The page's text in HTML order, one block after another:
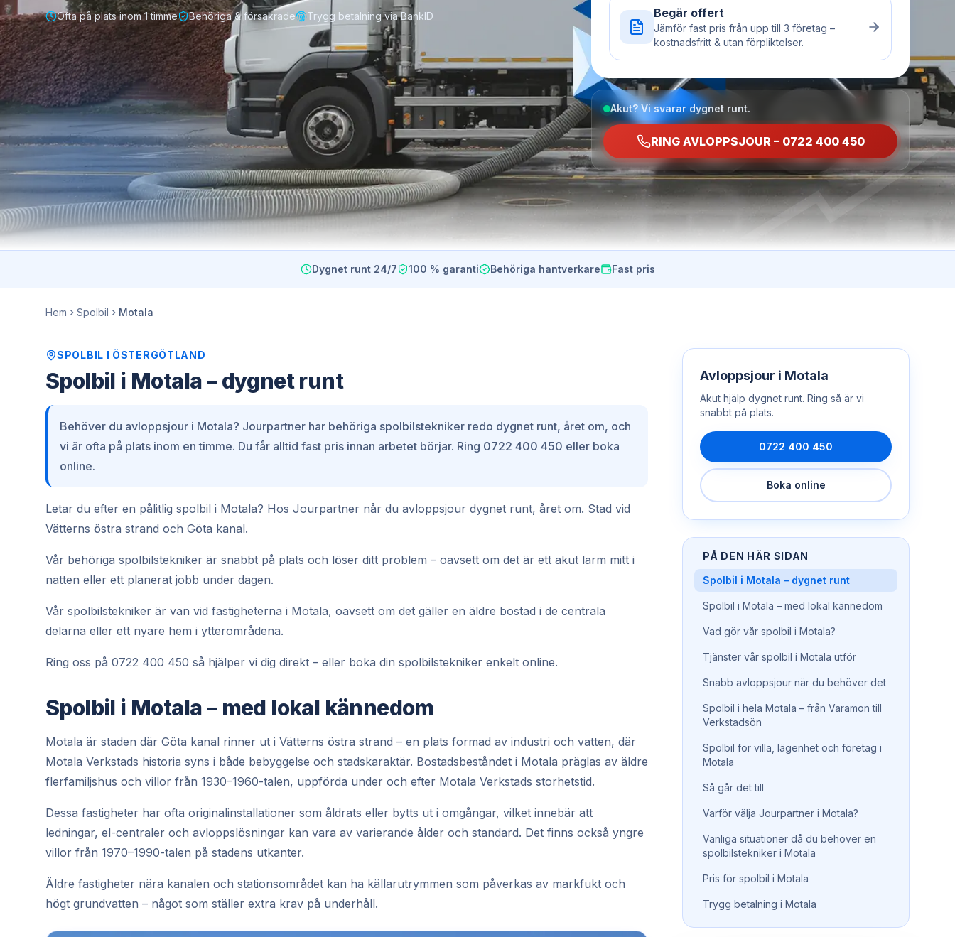
Ofta på plats inom 1 timme Behöriga & försäkrade Trygg betalning via BankID Begär offert
Jämför fast pris från upp till 3 företag –
kostnadsfritt & utan förpliktelser.
Akut? Vi svarar dygnet runt.
RING AVLOPPSJOUR – 0722 400 450
Dygnet runt 24/7 100 % garanti Behöriga hantverkare Fast pris
Hem Spolbil Motala
SPOLBIL I ÖSTERGÖTLAND
Spolbil i Motala – dygnet runt
Behöver du avloppsjour i Motala? Jourpartner har behöriga spolbilstekniker redo dygnet runt, året om, och
vi är ofta på plats inom en timme. Du får alltid fast pris innan arbetet börjar. Ring 0722 400 450 eller boka
online.
Letar du efter en pålitlig spolbil i Motala? Hos Jourpartner når du avloppsjour dygnet runt, året om. Stad vid
Vätterns östra strand och Göta kanal.
Vår behöriga spolbilstekniker är snabbt på plats och löser ditt problem – oavsett om det är ett akut larm mitt i
natten eller ett planerat jobb under dagen.
Vår spolbilstekniker är van vid fastigheterna i Motala, oavsett om det gäller en äldre bostad i de centrala
delarna eller ett nyare hem i ytterområdena.
Ring oss på 0722 400 450 så hjälper vi dig direkt – eller boka din spolbilstekniker enkelt online.
Spolbil i Motala – med lokal kännedom
Motala är staden där Göta kanal rinner ut i Vätterns östra strand – en plats formad av industri och vatten, där
Motala Verkstads historia syns i både bebyggelse och stadskaraktär. Bostadsbeståndet i Motala präglas av äldre
flerfamiljshus och villor från 1930–1960-talen, uppförda under och efter Motala Verkstads storhetstid.
Dessa fastigheter har ofta originalinstallationer som åldrats eller bytts ut i omgångar, vilket innebär att
ledningar, el-centraler och avloppslösningar kan vara av varierande ålder och standard. Det finns också yngre
villor från 1970–1990-talen på stadens utkanter.
Äldre fastigheter nära kanalen och stationsområdet kan ha källarutrymmen som påverkas av markfukt och
högt grundvatten – något som ställer extra krav på underhåll.
Avloppsjour i Motala
Akut hjälp dygnet runt. Ring så är vi
snabbt på plats.
0722 400 450
Boka online
PÅ DEN HÄR SIDAN
Spolbil i Motala – dygnet runt
Spolbil i Motala – med lokal kännedom
Vad gör vår spolbil i Motala?
Tjänster vår spolbil i Motala utför
Snabb avloppsjour när du behöver det
Spolbil i hela Motala – från Varamon till
Verkstadsön
Spolbil för villa, lägenhet och företag i
Motala
Så går det till
Varför välja Jourpartner i Motala?
Vanliga situationer då du behöver en
spolbilstekniker i Motala
Pris för spolbil i Motala
Trygg betalning i Motala